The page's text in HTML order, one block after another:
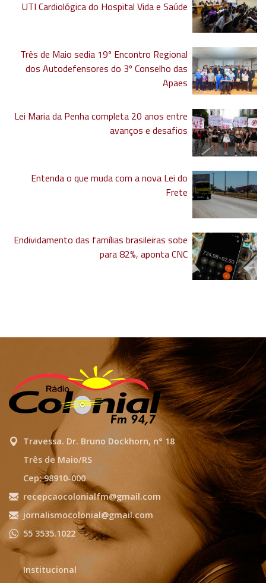
UTI Cardiológica do Hospital Vida e Saúde
Três de Maio sedia 19º Encontro Regional
dos Autodefensores do 3º Conselho das
Apaes
Lei Maria da Penha completa 20 anos entre
avanços e desafios
Entenda o que muda com a nova Lei do
Frete
Endividamento das famílias brasileiras sobe
para 82%, aponta CNC
Travessa. Dr. Bruno Dockhorn, n° 18
Três de Maio/RS
Cep: 98910-000
recepcaocolonialfm@gmail.com
jornalismocolonial@gmail.com
55 3535.1022
Institucional